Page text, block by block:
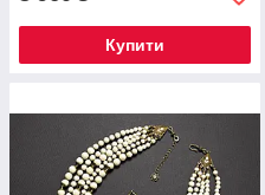
Купити